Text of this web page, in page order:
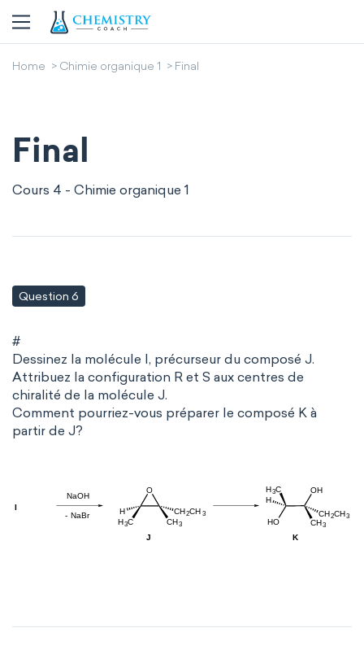
Home Chimie organique 1 Final
Final
Cours 4 - Chimie organique 1
Question 6
#
Dessinez la molécule I, précurseur du composé J.
Attribuez la configuration R et S aux centres de
chiralité de la molécule J.
Comment pourriez-vous préparer le composé K à
partir de J?